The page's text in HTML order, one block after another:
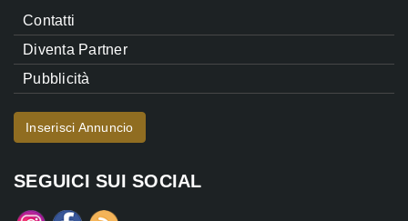
Contatti
Diventa Partner
Pubblicità
Inserisci Annuncio
SEGUICI SUI SOCIAL